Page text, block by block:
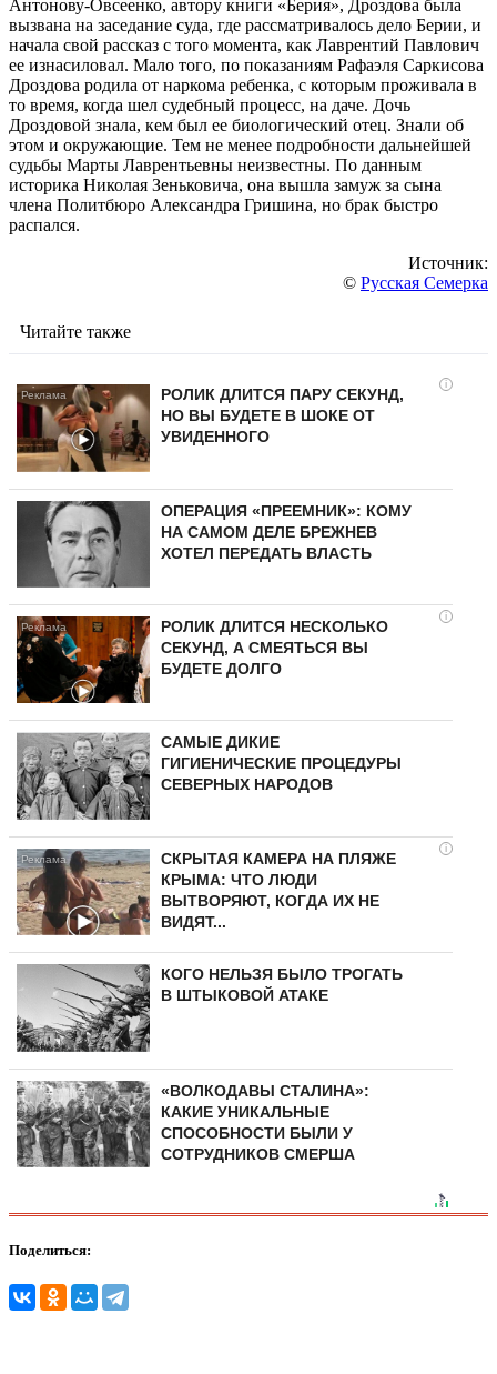
Антонову-Овсеенко, автору книги «Берия», Дроздова была
вызвана на заседание суда, где рассматривалось дело Берии, и
начала свой рассказ с того момента, как Лаврентий Павлович
ее изнасиловал. Мало того, по показаниям Рафаэля Саркисова
Дроздова родила от наркома ребенка, с которым проживала в
то время, когда шел судебный процесс, на даче. Дочь
Дроздовой знала, кем был ее биологический отец. Знали об
этом и окружающие. Тем не менее подробности дальнейшей
судьбы Марты Лаврентьевны неизвестны. По данным
историка Николая Зеньковича, она вышла замуж за сына
члена Политбюро Александра Гришина, но брак быстро
распался.
Источник:
© Русская Семерка
Читайте также
i
РОЛИК ДЛИТСЯ ПАРУ СЕКУНД,
НО ВЫ БУДЕТЕ В ШОКЕ ОТ
УВИДЕННОГО
ОПЕРАЦИЯ «ПРЕЕМНИК»: КОМУ
НА САМОМ ДЕЛЕ БРЕЖНЕВ
ХОТЕЛ ПЕРЕДАТЬ ВЛАСТЬ
i
РОЛИК ДЛИТСЯ НЕСКОЛЬКО
СЕКУНД, А СМЕЯТЬСЯ ВЫ
БУДЕТЕ ДОЛГО
САМЫЕ ДИКИЕ
ГИГИЕНИЧЕСКИЕ ПРОЦЕДУРЫ
СЕВЕРНЫХ НАРОДОВ
i
СКРЫТАЯ КАМЕРА НА ПЛЯЖЕ
КРЫМА: ЧТО ЛЮДИ
ВЫТВОРЯЮТ, КОГДА ИХ НЕ
ВИДЯТ...
КОГО НЕЛЬЗЯ БЫЛО ТРОГАТЬ
В ШТЫКОВОЙ АТАКЕ
«ВОЛКОДАВЫ СТАЛИНА»:
КАКИЕ УНИКАЛЬНЫЕ
СПОСОБНОСТИ БЫЛИ У
СОТРУДНИКОВ СМЕРША
Поделиться: